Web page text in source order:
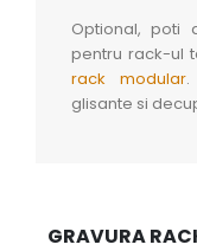
Optional, poti
pentru rack-ul
rack modular.
glisante si
GRAVURA